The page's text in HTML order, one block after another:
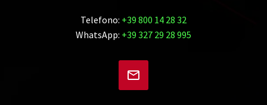
Telefono: +39 800 14 28 32
WhatsApp: +39 327 29 28 995

